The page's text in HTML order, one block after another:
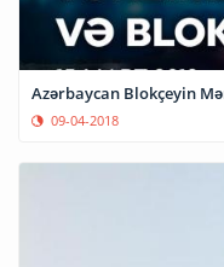
Azərbaycan Blokçeyin
09-04-2018